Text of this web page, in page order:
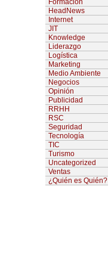
Formación
HeadNews
Internet
JIT
Knowledge
Liderazgo
Logística
Marketing
Medio Ambiente
Negocios
Opinión
Publicidad
RRHH
RSC
Seguridad
Tecnología
TIC
Turismo
Uncategorized
Ventas
¿Quién es Quién?